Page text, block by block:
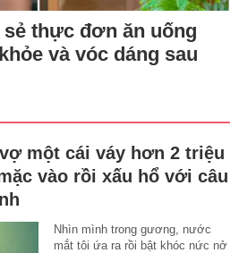
thực đơn ăn uống
và vóc dáng sau
một cái váy hơn 2 triệu
vào rồi xấu hổ với câu
Nhìn mình trong gương, nước
mắt tôi ứa ra rồi bật khóc nức nở